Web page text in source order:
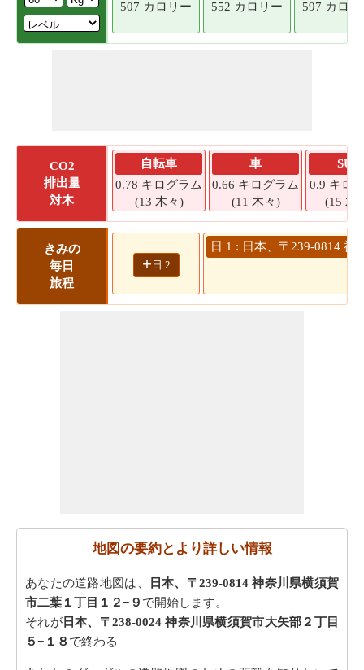
507 カロリー 552 カロリー 597 カロリ
CO2
排出量
対木
自転車
0.78 キログラム
(13 木々)
車
0.66 キログラム
(11 木々)
SUV
0.9 キロ
(15 木
きみの
毎日
旅程
+ 日 2
日 1 : 日本、〒239-0814
地図の要約とより詳しい情報
あなたの道路地図は、
日本、〒239-0814 神奈川県横須賀
市二葉１丁目１２−９ で開始します。
それが日本、〒238-0024 神奈川県横須賀市大矢部２丁目
５−１８ で終わる